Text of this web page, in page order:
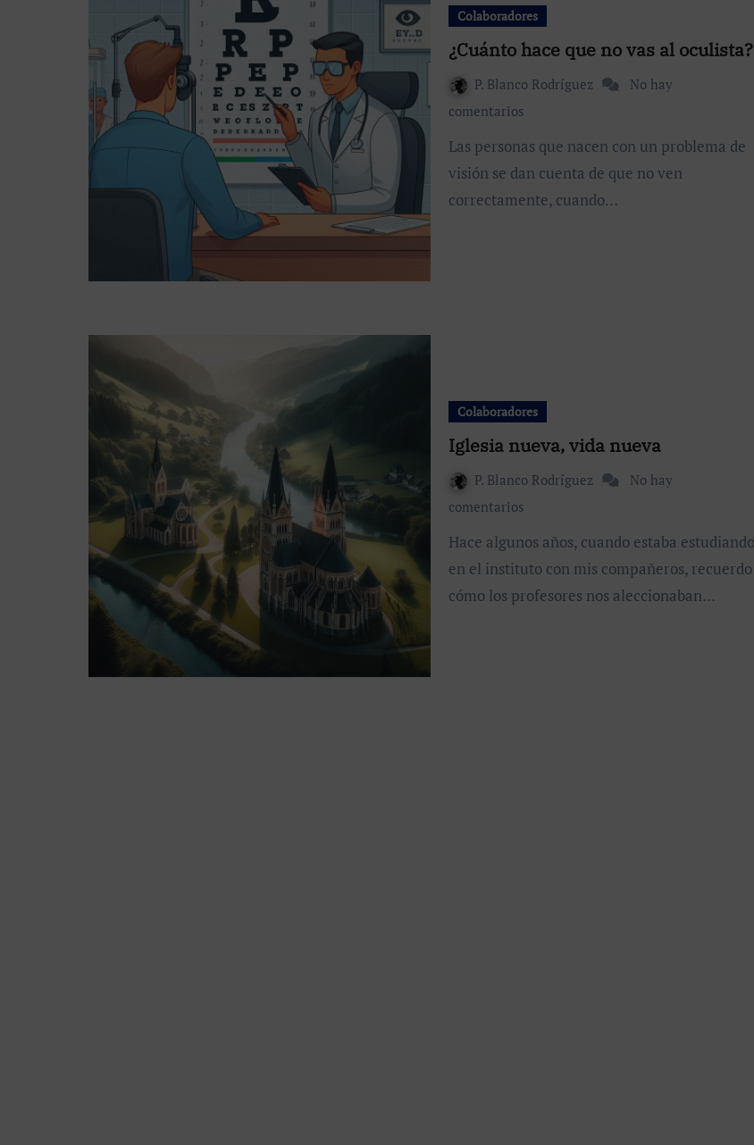
Colaboradores
¿Cuánto hace que no vas al oculista?
P. Blanco Rodríguez
No hay
comentarios
Las personas que nacen con un problema de
visión se dan cuenta de que no ven
correctamente, cuando…
Colaboradores
Iglesia nueva, vida nueva
P. Blanco Rodríguez
No hay
comentarios
Hace algunos años, cuando estaba estudiando
en el instituto con mis compañeros, recuerdo
cómo los profesores nos aleccionaban…